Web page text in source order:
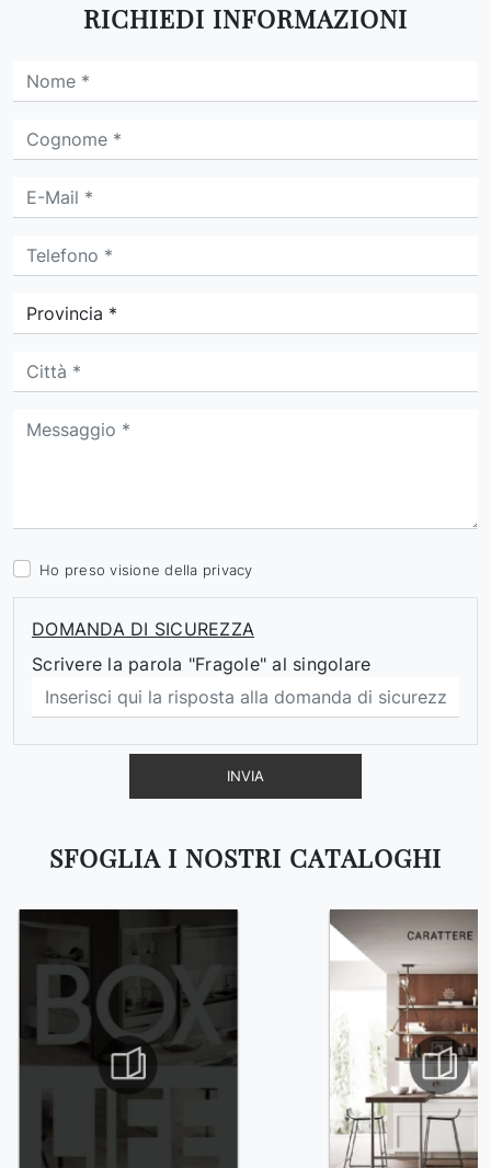
SFOGLIA I NOSTRI CATALOGHI
RICHIEDI INFORMAZIONI
Ho preso visione della privacy
DOMANDA DI SICUREZZA
Scrivere la parola "Fragole" al singolare
INVIA